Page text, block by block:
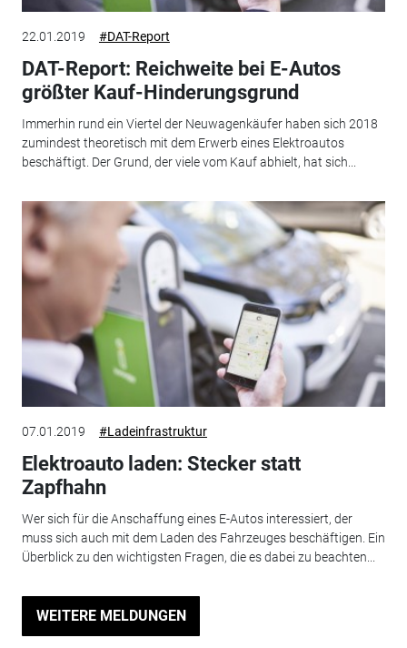
22.01.2019 #DAT-Report
DAT-Report: Reichweite bei E-Autos
größter Kauf-Hinderungsgrund
Immerhin rund ein Viertel der Neuwagenkäufer haben sich 2018
zumindest theoretisch mit dem Erwerb eines Elektroautos
beschäftigt. Der Grund, der viele vom Kauf abhielt, hat sich...
07.01.2019 #Ladeinfrastruktur
Elektroauto laden: Stecker statt
Zapfhahn
Wer sich für die Anschaffung eines E-Autos interessiert, der
muss sich auch mit dem Laden des Fahrzeuges beschäftigen. Ein
Überblick zu den wichtigsten Fragen, die es dabei zu beachten...
WEITERE MELDUNGEN